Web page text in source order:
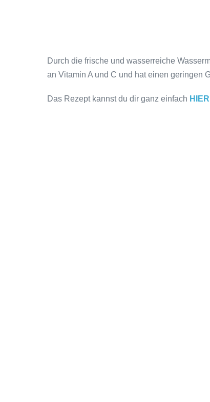
Durch die frische und wasserreiche
an Vitamin A und C und hat einen geringen
Das Rezept kannst du dir ganz einfach HIER